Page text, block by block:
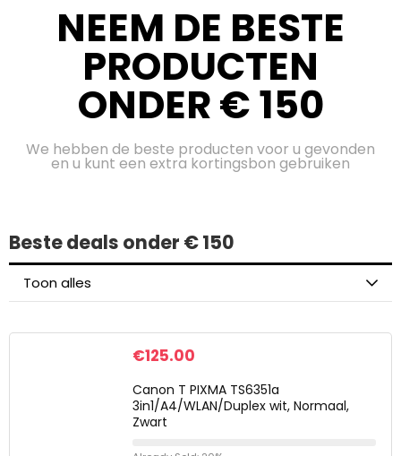
NEEM DE BESTE
PRODUCTEN
ONDER € 150
We hebben de beste producten voor u gevonden
en u kunt een extra kortingsbon gebruiken
Beste deals onder € 150
Toon alles
€125.00
Canon T PIXMA TS6351a
3in1/A4/WLAN/Duplex wit, Normaal,
Zwart